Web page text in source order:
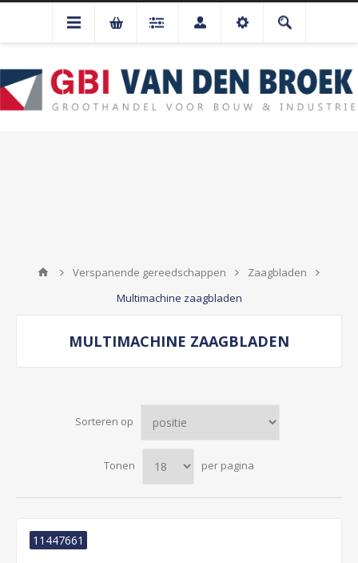
Verspanende gereedschappen
Zaagbladen
Multimachine zaagbladen
MULTIMACHINE ZAAGBLADEN
Sorteren op
Tonen per pagina
11447661